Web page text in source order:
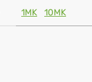
1MK 10MK